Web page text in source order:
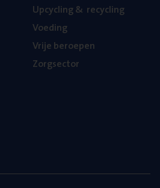
Upcy­cling& recycling
Voe­ding
Vrije beroe­pen
Zorg­sec­tor